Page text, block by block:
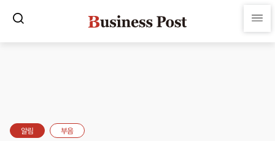
알림 부음